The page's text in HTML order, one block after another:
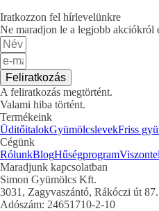
Iratkozzon fel hírlevelünkre
Ne maradjon le a legjobb akciókról
Feliratkozás
A feliratkozás megtörtént.
Valami hiba történt.
Termékeink
ÜditőitalokGyümölcslevekFriss
Cégünk
RólunkBlogHűségprogram
Maradjunk kapcsolatban
Simon Gyümölcs Kft.
3031, Zagyvaszántó, Rákóczi út 87.
Adószám: 24651710-2-10